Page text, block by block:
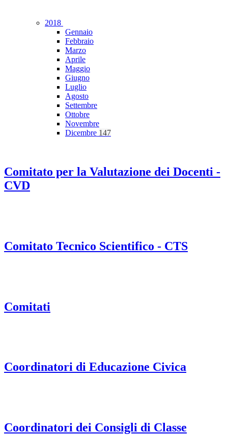
2018
Gennaio
Febbraio
Marzo
Aprile
Maggio
Giugno
Luglio
Agosto
Settembre
Ottobre
Novembre
Dicembre 147
Comitato per la Valutazione dei Docenti -
CVD
Comitato Tecnico Scientifico - CTS
Comitati
Coordinatori di Educazione Civica
Coordinatori dei Consigli di Classe